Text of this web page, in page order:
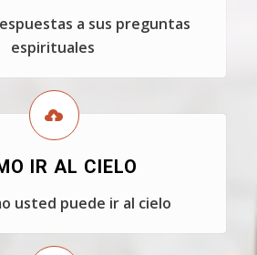
a sus preguntas
espirituales
IR AL CIELO
usted puede ir al cielo